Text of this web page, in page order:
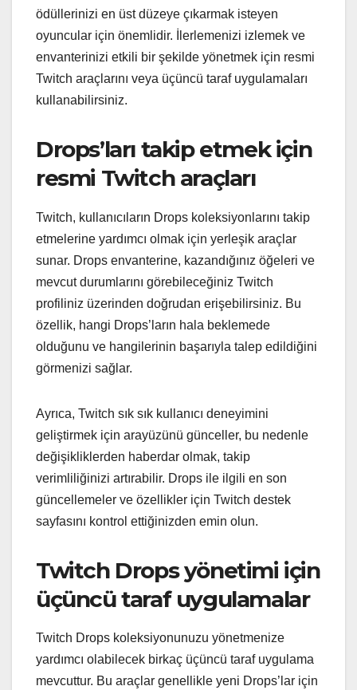
ödüllerinizi en üst düzeye çıkarmak isteyen
oyuncular için önemlidir. İlerlemenizi izlemek ve
envanterinizi etkili bir şekilde yönetmek için resmi
Twitch araçlarını veya üçüncü taraf uygulamaları
kullanabilirsiniz.
Drops’ları takip etmek için
resmi Twitch araçları
Twitch, kullanıcıların Drops koleksiyonlarını takip
etmelerine yardımcı olmak için yerleşik araçlar
sunar. Drops envanterine, kazandığınız öğeleri ve
mevcut durumlarını görebileceğiniz Twitch
profiliniz üzerinden doğrudan erişebilirsiniz. Bu
özellik, hangi Drops’ların hala beklemede
olduğunu ve hangilerinin başarıyla talep edildiğini
görmenizi sağlar.
Ayrıca, Twitch sık sık kullanıcı deneyimini
geliştirmek için arayüzünü günceller, bu nedenle
değişikliklerden haberdar olmak, takip
verimliliğinizi artırabilir. Drops ile ilgili en son
güncellemeler ve özellikler için Twitch destek
sayfasını kontrol ettiğinizden emin olun.
Twitch Drops yönetimi için
üçüncü taraf uygulamalar
Twitch Drops koleksiyonunuzu yönetmenize
yardımcı olabilecek birkaç üçüncü taraf uygulama
mevcuttur. Bu araçlar genellikle yeni Drops’lar için